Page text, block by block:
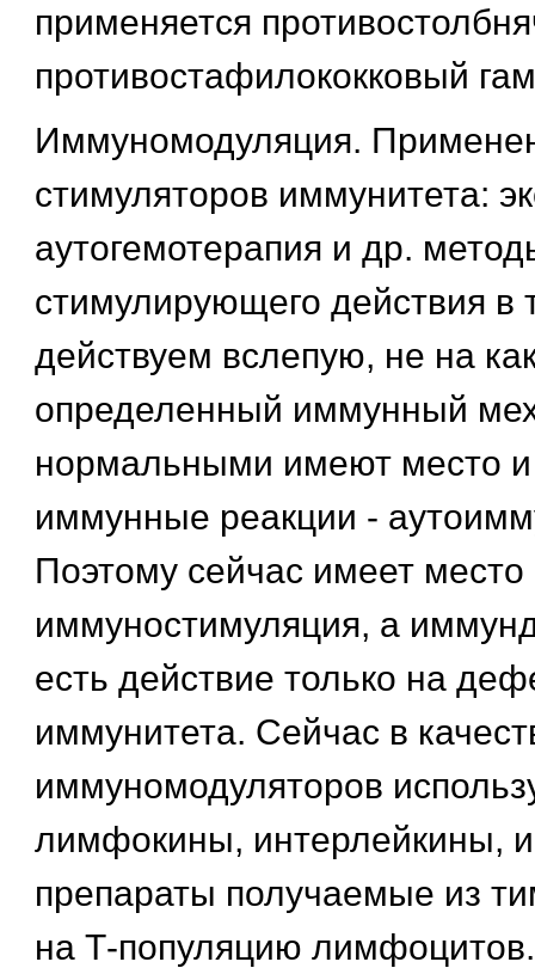
применяется
противостафилококковый
Иммуномодуляция.
стимуляторов иммунитета:
аутогемотерапия и др.
стимулирующего действия в
действуем вслепую, не на
определенный иммунный
нормальными имеют место и
иммунные реакции -
Поэтому сейчас имеет место
иммуностимуляция, а
есть действие только на
иммунитета. Сейчас в
иммуномодуляторов
лимфокины, интерлейкины,
препараты получаемые из
на Т-популяцию